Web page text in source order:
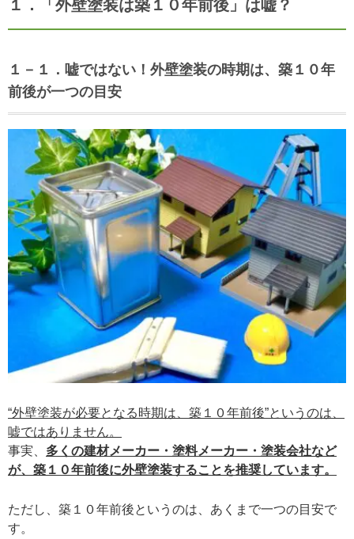
１．「外壁塗装は築１０年前後」は嘘？
１－１．嘘ではない！外壁塗装の時期は、築１０年
前後が一つの目安
“外壁塗装が必要となる時期は、築１０年前後”というのは、
嘘ではありません。
事実、 多くの建材メーカー・塗料メーカー・塗装会社など
が、築１０年前後に外壁塗装することを推奨しています。
ただし、築１０年前後というのは、あくまで一つの目安で
す。